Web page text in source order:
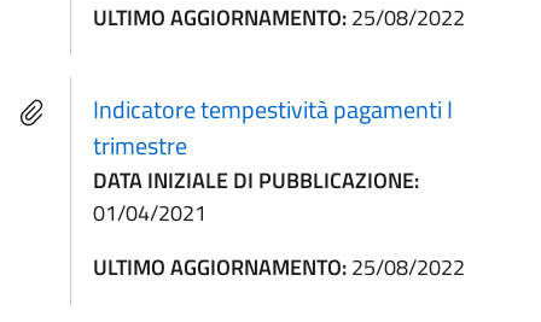
ULTIMO AGGIORNAMENTO:25/08/2022
Indicatore tempestività pagamenti I
trimestre
DATA INIZIALE DI PUBBLICAZIONE:
01/04/2021
ULTIMO AGGIORNAMENTO:25/08/2022